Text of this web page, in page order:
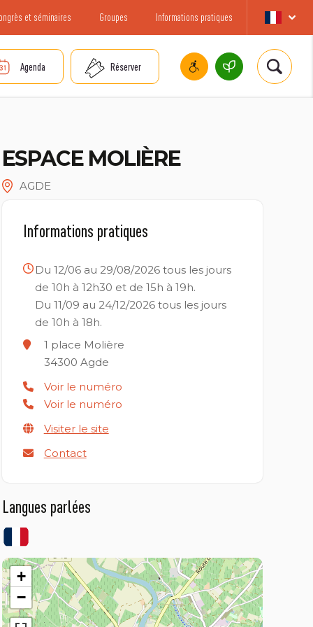
et séminaires Groupes Informations pratiques
Agenda Réserver
ESPACE MOLIÈRE
AGDE
Informations pratiques
Du 12/06 au 29/08/2026 tous les jours
de 10h à 12h30 et de 15h à 19h.
Du 11/09 au 24/12/2026 tous les jours
de 10h à 18h.
1 place Molière
34300 Agde
Voir le numéro
Voir le numéro
Visiter le site
Contact
Langues parlées
+
−